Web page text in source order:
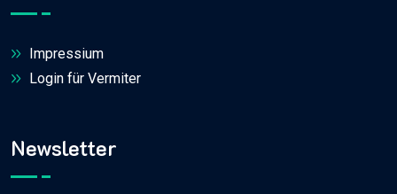
Impressium
Login für Vermiter
Newsletter